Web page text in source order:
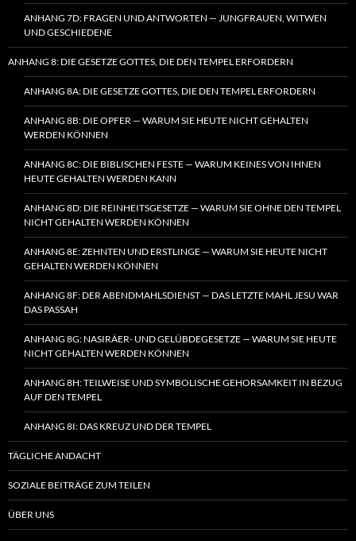
ANHANG 7D: FRAGEN UND ANTWORTEN — JUNGFRAUEN, WITWEN
UND GESCHIEDENE
ANHANG 8: DIE GESETZE GOTTES, DIE DEN TEMPEL ERFORDERN
ANHANG 8A: DIE GESETZE GOTTES, DIE DEN TEMPEL ERFORDERN
ANHANG 8B: DIE OPFER — WARUM SIE HEUTE NICHT GEHALTEN
WERDEN KÖNNEN
ANHANG 8C: DIE BIBLISCHEN FESTE — WARUM KEINES VON IHNEN
HEUTE GEHALTEN WERDEN KANN
ANHANG 8D: DIE REINHEITSGESETZE — WARUM SIE OHNE DEN TEMPEL
NICHT GEHALTEN WERDEN KÖNNEN
ANHANG 8E: ZEHNTEN UND ERSTLINGE — WARUM SIE HEUTE NICHT
GEHALTEN WERDEN KÖNNEN
ANHANG 8F: DER ABENDMAHLSDIENST — DAS LETZTE MAHL JESU WAR
DAS PASSAH
ANHANG 8G: NASIRÄER- UND GELÜBDEGESETZE — WARUM SIE HEUTE
NICHT GEHALTEN WERDEN KÖNNEN
ANHANG 8H: TEILWEISE UND SYMBOLISCHE GEHORSAMKEIT IN BEZUG
AUF DEN TEMPEL
ANHANG 8I: DAS KREUZ UND DER TEMPEL
TÄGLICHE ANDACHT
SOZIALE BEITRÄGE ZUM TEILEN
ÜBER UNS